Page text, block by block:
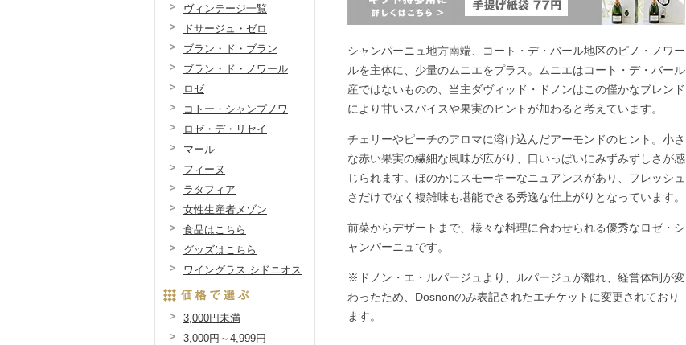
シャンパーニュ地方南端、コート・デ・バール地区のピノ・ノワー
ルを主体に、少量のムニエをプラス。ムニエはコート・デ・バール
産ではないものの、当主ダヴィッド・ドノンはこの僅かなブレンド
により甘いスパイスや果実のヒントが加わると考えています。
チェリーやピーチのアロマに溶け込んだアーモンドのヒント。小さ
な赤い果実の繊細な風味が広がり、口いっぱいにみずみずしさが感
じられます。ほのかにスモーキーなニュアンスがあり、フレッシュ
さだけでなく複雑味も堪能できる秀逸な仕上がりとなっています。
前菜からデザートまで、様々な料理に合わせられる優秀なロゼ・シ
ャンパーニュです。
※ドノン・エ・ルパージュより、ルパージュが離れ、経営体制が変
わったため、Dosnonのみ表記されたエチケットに変更されており
ます。
ヴィンテージ一覧
ドサージュ・ゼロ
ブラン・ド・ブラン
ブラン・ド・ノワール
ロゼ
コトー・シャンプノワ
ロゼ・デ・リセイ
マール
フィーヌ
ラタフィア
女性生産者メゾン
食品はこちら
グッズはこちら
ワイングラス シドニオス
3,000円未満
3,000円～4,999円